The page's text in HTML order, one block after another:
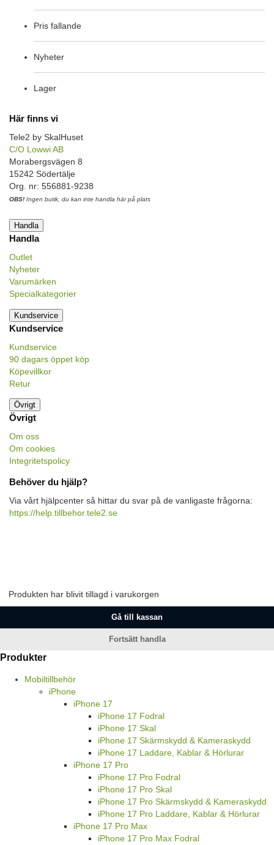
Pris fallande
Nyheter
Lager
Här finns vi
Tele2 by SkalHuset
C/O Lowwi AB
Morabergsvägen 8
15242 Södertälje
Org. nr: 556881-9238
OBS! Ingen butik, du kan inte handla här på plats
Handla
Handla
Outlet
Nyheter
Varumärken
Specialkategorier
Kundservice
Kundservice
Kundservice
90 dagars öppet köp
Köpevillkor
Retur
Övrigt
Övrigt
Om oss
Om cookies
Integritetspolicy
Behöver du hjälp?
Via vårt hjälpcenter så hittar du svar på de vanligaste frågorna:
https://help.tillbehor.tele2.se
Produkten har blivit tillagd i varukorgen
Gå till kassan
Fortsätt handla
Produkter
Mobiltillbehör
iPhone
iPhone 17
iPhone 17 Fodral
iPhone 17 Skal
iPhone 17 Skärmskydd & Kameraskydd
iPhone 17 Laddare, Kablar & Hörlurar
iPhone 17 Pro
iPhone 17 Pro Fodral
iPhone 17 Pro Skal
iPhone 17 Pro Skärmskydd & Kameraskydd
iPhone 17 Pro Laddare, Kablar & Hörlurar
iPhone 17 Pro Max
iPhone 17 Pro Max Fodral